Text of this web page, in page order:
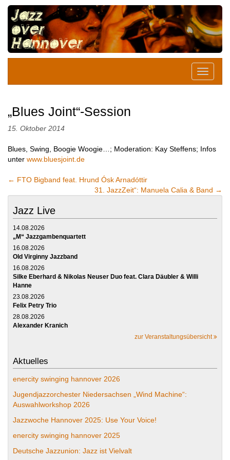
„Blues Joint“-Session
15. Oktober 2014
Blues, Swing, Boogie Woogie…; Moderation: Kay Steffens; Infos
unter www.bluesjoint.de
← FTO Bigband feat. Hrund Ósk Arnadóttir
31. JazzZeit“: Manuela Calia & Band →
Jazz Live
14.08.2026
„M“ Jazzgambenquartett
16.08.2026
Old Virginny Jazzband
16.08.2026
Silke Eberhard & Nikolas Neuser Duo feat. Clara Däubler & Willi
Hanne
23.08.2026
Felix Petry Trio
28.08.2026
Alexander Kranich
zur Veranstaltungsübersicht
Aktuelles
enercity swinging hannover 2026
Jugendjazzorchester Niedersachsen „Wind Machine“:
Auswahlworkshop 2026
Jazzwoche Hannover 2025: Use Your Voice!
enercity swinging hannover 2025
Deutsche Jazzunion: Jazz ist Vielvalt